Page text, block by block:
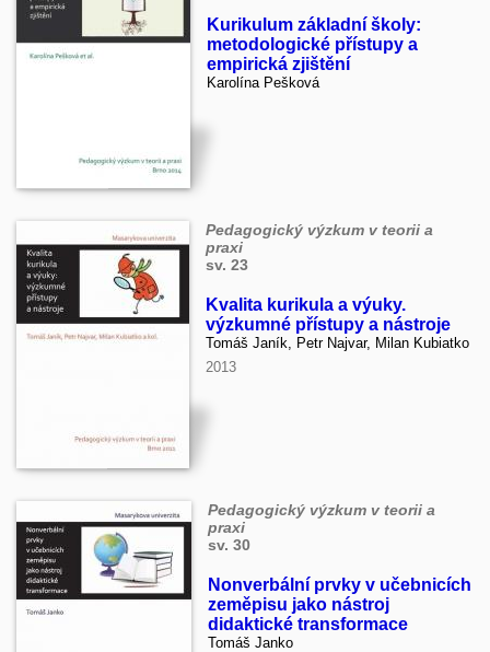
Kurikulum základní školy:
metodologické přístupy a
empirická zjištění
Karolína Pešková
Pedagogický výzkum v teorii a
praxi
sv. 23
Kvalita kurikula a výuky.
výzkumné přístupy a nástroje
Tomáš Janík, Petr Najvar, Milan Kubiatko
2013
Pedagogický výzkum v teorii a
praxi
sv. 30
Nonverbální prvky v učebnicích
zeměpisu jako nástroj
didaktické transformace
Tomáš Janko